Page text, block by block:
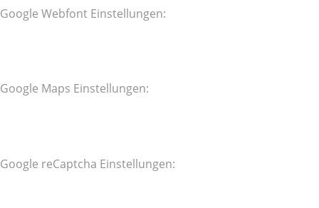
Google Webfont Einstellungen:
Google Maps Einstellungen:
Google reCaptcha Einstellungen: